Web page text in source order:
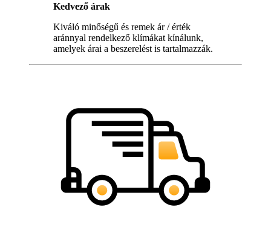
Kedvező árak
Kiváló minőségű és remek ár / érték
aránnyal rendelkező klímákat kínálunk,
amelyek árai a beszerelést is tartalmazzák.